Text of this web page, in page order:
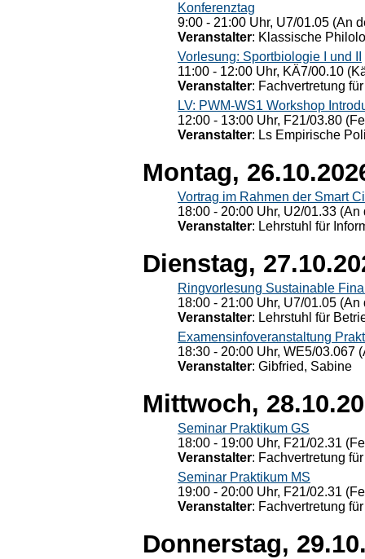
Konferenztag
9:00 - 21:00 Uhr, U7/01.05 (An
Veranstalter: Klassische
Vorlesung: Sportbiologie I und II
11:00 - 12:00 Uhr, KÄ7/00.10
Veranstalter: Fachvertretung
LV: PWM-WS1 Workshop
12:00 - 13:00 Uhr, F21/03.80
Veranstalter: Ls Empirische
Montag,
Vortrag im Rahmen der Smart
18:00 - 20:00 Uhr, U2/01.33
Veranstalter: Lehrstuhl für
Dienstag,
Ringvorlesung Sustainable
18:00 - 21:00 Uhr, U7/01.05
Veranstalter: Lehrstuhl für
Examensinfoveranstaltung
18:30 - 20:00 Uhr, WE5/03.067
Veranstalter: Gibfried, Sabine
Mittwoch,
Seminar Praktikum GS
18:00 - 19:00 Uhr, F21/02.31
Veranstalter: Fachvertretung
Seminar Praktikum MS
19:00 - 20:00 Uhr, F21/02.31
Veranstalter: Fachvertretung
Donnerstag,